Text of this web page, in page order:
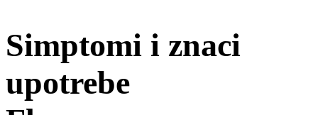
Simptomi i znaci
upotrebe